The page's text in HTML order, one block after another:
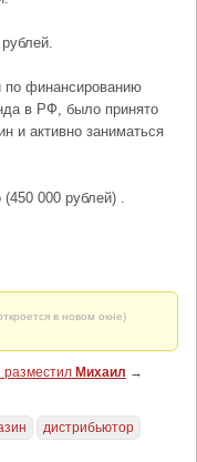
по финансированию
в РФ, было принято
и активно заниматься
000 рублей) .
в новом окне)
разместил Михаил →
дистрибьютор